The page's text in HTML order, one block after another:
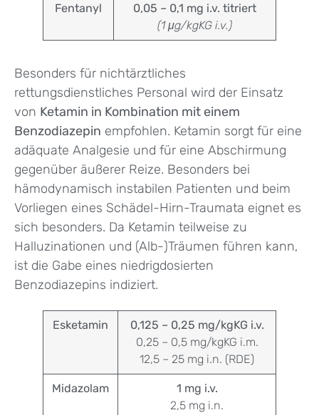
Fentanyl
0,05 – 0,1 mg i.v. titriert
(1 μg/kgKG i.v.)
Besonders für nichtärztliches
rettungsdienstliches Personal wird der Einsatz
von Ketamin in Kombination mit einem
Benzodiazepin empfohlen. Ketamin sorgt für eine
adäquate Analgesie und für eine Abschirmung
gegenüber äußerer Reize. Besonders bei
hämodynamisch instabilen Patienten und beim
Vorliegen eines Schädel-Hirn-Traumata eignet es
sich besonders. Da Ketamin teilweise zu
Halluzinationen und (Alb-)Träumen führen kann,
ist die Gabe eines niedrigdosierten
Benzodiazepins indiziert.
Esketamin
0,125 – 0,25 mg/kgKG i.v.
0,25 – 0,5 mg/kgKG i.m.
12,5 – 25 mg i.n. (RDE)
Midazolam
1 mg i.v.
2,5 mg i.n.